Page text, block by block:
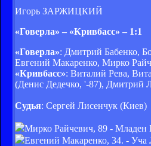
Игорь ЗАРЖИЦКИЙ
«Говерла» – «Кривбасс» – 1:1
«Говерла»: Дмитрий Бабенко,
Евгений Макаренко, Мирко
«Кривбасс»: Виталий Рева,
(Денис Дедечко, '-87), Дмитрий
Судья: Сергей Лисенчук (Киев)
Мирко Райчевич, 89 - Младен
Евгений Макаренко, 34. -